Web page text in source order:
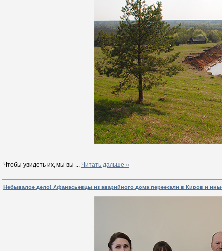
Чтобы увидеть их, мы вы ... Читать дальше »
Небывалое дело! Афанасьевцы из аварийного дома переехали в Киров и